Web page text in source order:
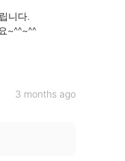
니다.
~^^~^^
3 months ago